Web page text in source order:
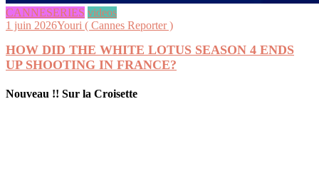
CANNESERIES videos
1 juin 2026Youri ( Cannes Reporter )
HOW DID THE WHITE LOTUS SEASON 4 ENDS
UP SHOOTING IN FRANCE?
Nouveau !! Sur la Croisette